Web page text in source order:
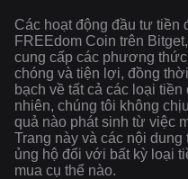
Các hoạt động đầu tư tiền
FREEdom Coin trên
cung cấp các phương
chóng và tiện lợi, đồng
bạch về tất cả các loại
nhiên, chúng tôi không
quả nào phát sinh từ việc
Trang này và các nội
ủng hộ đối với bất kỳ loại
mua cụ thể nào.